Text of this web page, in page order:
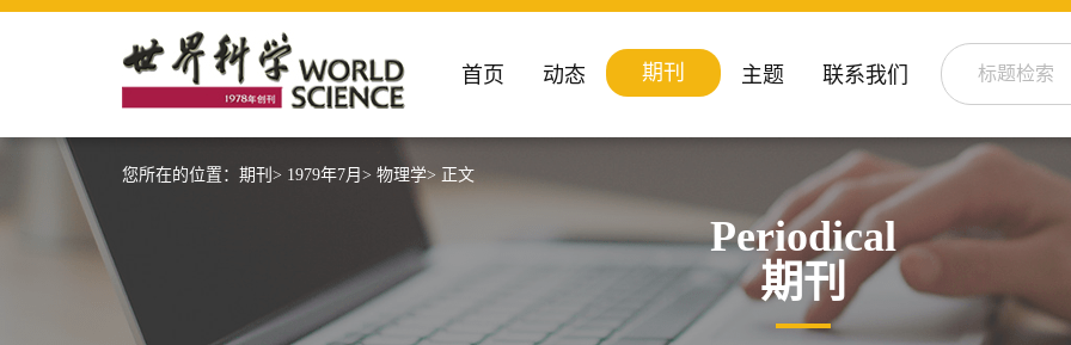
首页 动态 期刊 主题 联系我们
您所在的位置： 期刊> 1979年7月> 物理学> 正文
Periodical
期刊